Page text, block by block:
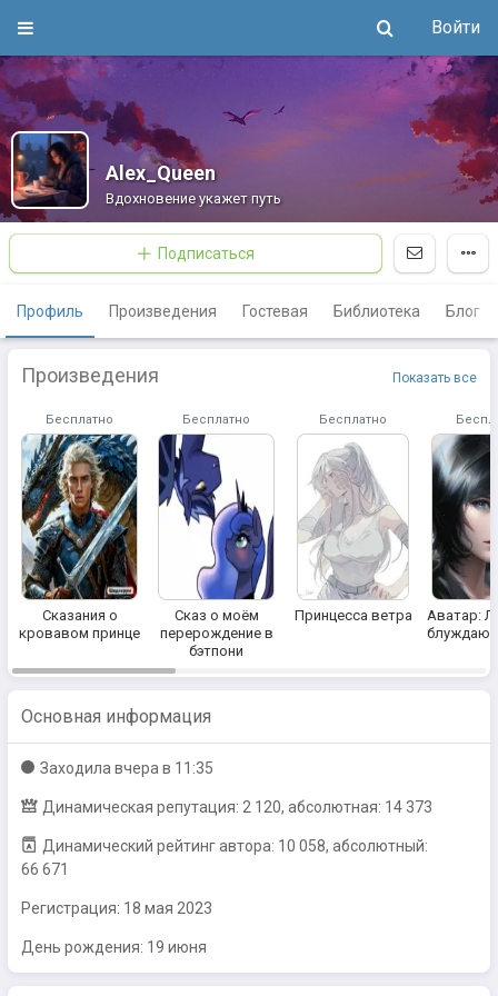
Войти
Alex_Queen
Вдохновение укажет путь
Подписаться
Профиль Произведения Гостевая Библиотека Блог
Произведения Показать все
Бесплатно
Сказания о
кровавом принце
Бесплатно
Сказ о моём
перерождение в
бэтпони
Бесплатно
Принцесса ветра
Аватар:
Основная информация
Заходилa вчера в 11:35
Динамическая репутация: 2 120, абсолютная: 14 373
Динамический рейтинг автора: 10 058, абсолютный:
66 671
Регистрация: 18 мая 2023
День рождения: 19 июня